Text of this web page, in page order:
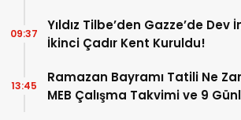
Yıldız Tilbe’den Gazze’de Dev
İkinci Çadır Kent Kuruldu!
09:37
Ramazan Bayramı Tatili Ne
MEB Çalışma Takvimi ve 9
13:45